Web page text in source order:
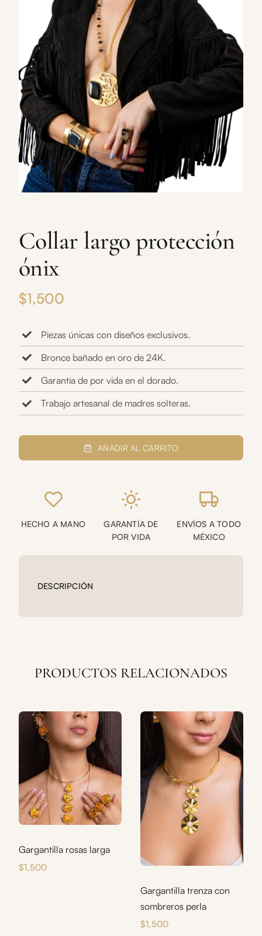
Collar largo protección
ónix
$1,500
Piezas únicas con diseños exclusivos.
Bronce bañado en oro de 24K.
Garantía de por vida en el dorado.
Trabajo artesanal de madres solteras.
AÑADIR AL CARRITO
HECHO A MANO
GARANTÍA DE
POR VIDA
ENVÍOS A TODO
MÉXICO
DESCRIPCIÓN
PRODUCTOS RELACIONADOS
Gargantilla rosas larga
$1,500
Gargantilla trenza con
sombreros perla
$1,500